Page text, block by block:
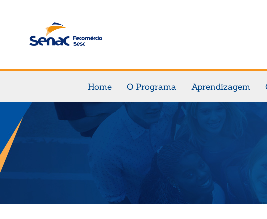
Home O Programa Aprendizagem